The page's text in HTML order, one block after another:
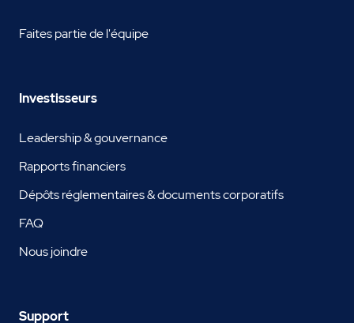
Faites partie de l'équipe
Investisseurs
Leadership & gouvernance
Rapports financiers
Dépôts réglementaires & documents corporatifs
FAQ
Nous joindre
Support